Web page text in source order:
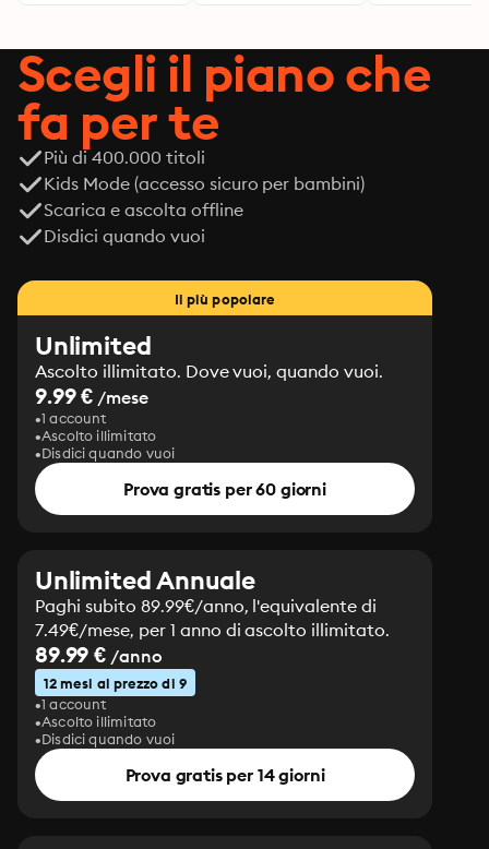
Scegli il piano che
fa per te
Più di 400.000 titoli
Kids Mode (accesso sicuro per bambini)
Scarica e ascolta offline
Disdici quando vuoi
Il più popolare
Unlimited
Ascolto illimitato. Dove vuoi, quando vuoi.
9.99 € /mese
1 account
Ascolto illimitato
Disdici quando vuoi
Prova gratis per 60 giorni
Unlimited Annuale
Paghi subito 89.99€/anno, l'equivalente di
7.49€/mese, per 1 anno di ascolto illimitato.
89.99 € /anno
12 mesi al prezzo di 9
1 account
Ascolto illimitato
Disdici quando vuoi
Prova gratis per 14 giorni